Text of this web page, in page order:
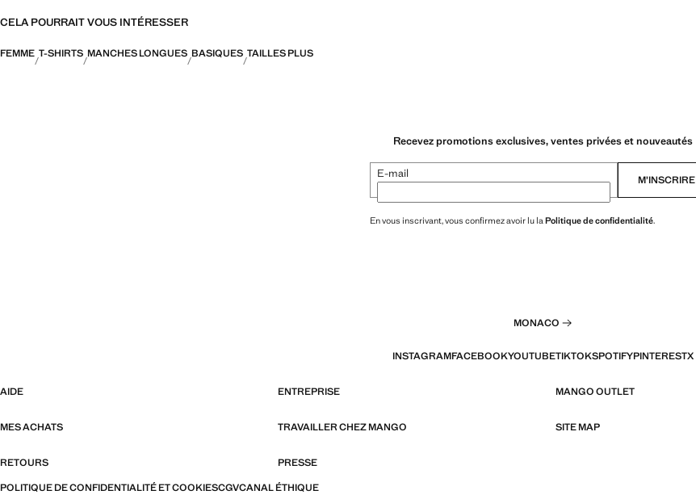
CELA POURRAIT VOUS INTÉRESSER
FEMME T-SHIRTS MANCHES LONGUES BASIQUES TAILLES PLUS
Recevez promotions exclusives, ventes privées et nouveautés
E-mail M’INSCRIRE
En vous inscrivant, vous confirmez avoir lu laPolitique de confidentialité.
MONACO
INSTAGRAMFACEBOOKYOUTUBETIKTOKSPOTIFYPINTERESTX
AIDE ENTREPRISE MANGO OUTLET
MES ACHATS TRAVAILLER CHEZ MANGO SITE MAP
RETOURS
PRESSE
POLITIQUE DE CONFIDENTIALITÉ ET COOKIESCGVCANAL ÉTHIQUE